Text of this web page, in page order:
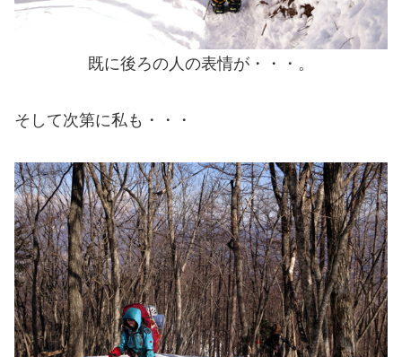
既に後ろの人の表情が・・・。
そして次第に私も・・・